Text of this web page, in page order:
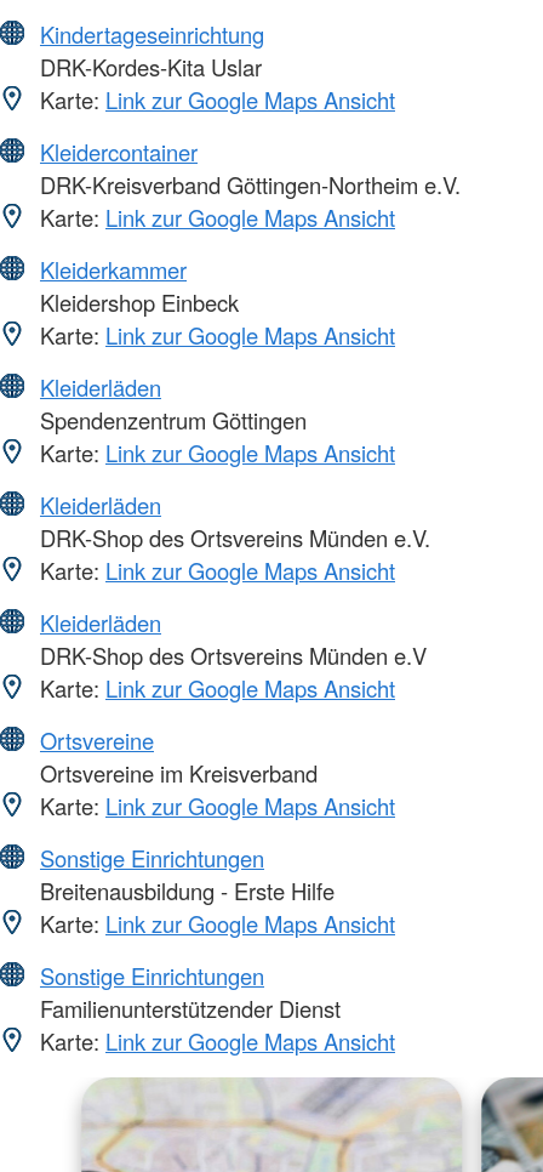
Kindertageseinrichtung
DRK-Kordes-Kita Uslar
Karte: Link zur Google Maps Ansicht
Kleidercontainer
DRK-Kreisverband Göttingen-Northeim e.V.
Karte: Link zur Google Maps Ansicht
Kleiderkammer
Kleidershop Einbeck
Karte: Link zur Google Maps Ansicht
Kleiderläden
Spendenzentrum Göttingen
Karte: Link zur Google Maps Ansicht
Kleiderläden
DRK-Shop des Ortsvereins Münden e.V.
Karte: Link zur Google Maps Ansicht
Kleiderläden
DRK-Shop des Ortsvereins Münden e.V
Karte: Link zur Google Maps Ansicht
Ortsvereine
Ortsvereine im Kreisverband
Karte: Link zur Google Maps Ansicht
Sonstige Einrichtungen
Breitenausbildung - Erste Hilfe
Karte: Link zur Google Maps Ansicht
Sonstige Einrichtungen
Familienunterstützender Dienst
Karte: Link zur Google Maps Ansicht